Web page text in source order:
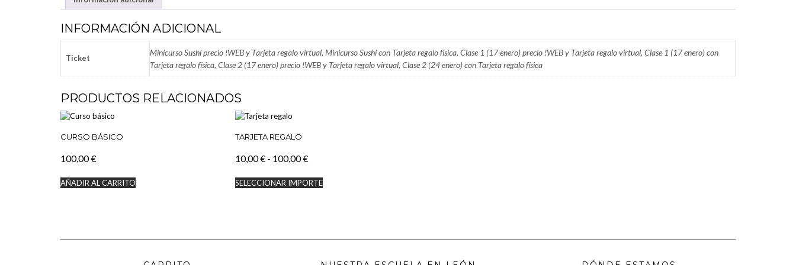
INFORMACIÓN ADICIONAL
Ticket
Minicurso Sushi precio !WEB y Tarjeta regalo virtual, Minicurso Sushi con Tarjeta regalo física, Clase 1 (17 enero) precio !WEB y Tarjeta regalo virtual, Clase 1 (17 enero) con
Tarjeta regalo física, Clase 2 (17 enero) precio !WEB y Tarjeta regalo virtual, Clase 2 (24 enero) con Tarjeta regalo física
PRODUCTOS RELACIONADOS
CURSO BÁSICO
100,00€
AÑADIR AL CARRITO
TARJETA REGALO
10,00€ - 100,00€Rango
precios:
SELECCIONAR IMPORTEproducto
opciones
pueden